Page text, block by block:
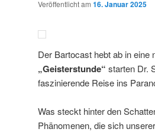
Veröffentlicht am 16. Januar 2025
Der Bartocast hebt ab in eine
„Geisterstunde“ starten Dr.
faszinierende Reise ins
Was steckt hinter den
Phänomenen, die sich